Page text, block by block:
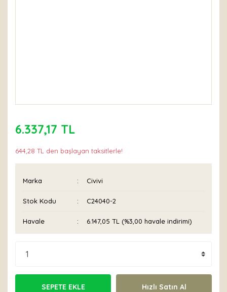
6.337,17 TL
644,28 TL den başlayan taksitlerle!
Marka Civivi
Stok Kodu C24040-2
Havale 6.147,05 TL (%3,00 havale indirimi)
SEPETE EKLE Hızlı Satın Al